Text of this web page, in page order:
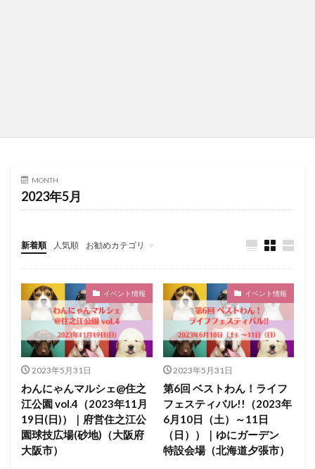
MONTH
2023年5月
新着順 人気順 お勧めカテゴリ
未分類
イベント情報
2023年5月31日
わんにゃんマルシェ@住之
江公園 vol.4（2023年11月
19日(日)）｜府営住之江公
園球技広場(砂地)（大阪府
大阪市）
イベント情報
2023年5月31日
第6回 ベストわん！ライフ
フェスティバル!!（2023年
6月10日（土）～11日
（日））｜ゆにガーデン
特設会場（北海道夕張市）